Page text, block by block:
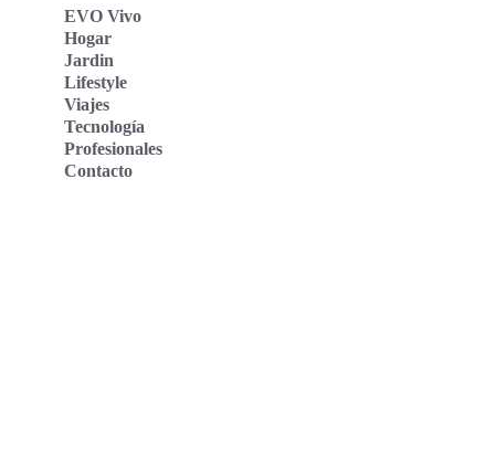
EVO Vivo
Hogar
Jardin
Lifestyle
Viajes
Tecnología
Profesionales
Contacto